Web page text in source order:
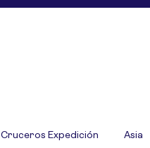
Cruceros Expedición Asia